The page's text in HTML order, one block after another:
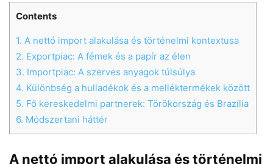
Contents
1. A nettó import alakulása és történelmi kontextusa
2. Exportpiac: A fémek és a papír az élen
3. Importpiac: A szerves anyagok túlsúlya
4. Különbség a hulladékok és a melléktermékek között
5. Fő kereskedelmi partnerek: Törökország és Brazília
6. Módszertani háttér
A nettó import alakulása és történelmi